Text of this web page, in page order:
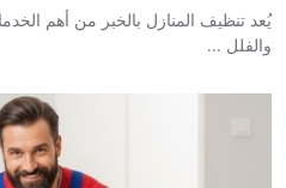
يُعد تنظيف المنازل بالخبر من أهم
والفلل ...